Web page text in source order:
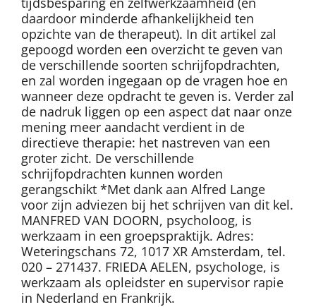
daardoor minderde afhankelijkheid ten
opzichte van de therapeut). In dit artikel zal
gepoogd worden een overzicht te geven van
de verschillende soorten schrijfopdrachten,
en zal worden ingegaan op de vragen hoe en
wanneer deze opdracht te geven is. Verder zal
de nadruk liggen op een aspect dat naar onze
mening meer aandacht verdient in de
directieve therapie: het nastreven van een
groter zicht. De verschillende
schrijfopdrachten kunnen worden
gerangschikt *Met dank aan Alfred Lange
voor zijn adviezen bij het schrijven van dit kel.
MANFRED VAN DOORN, psycholoog, is
werkzaam in een groepspraktijk. Adres:
Weteringschans 72, 1017 XR Amsterdam, tel.
020 – 271437. FRIEDA AELEN, psychologe, is
werkzaam als opleidster en supervisor rapie
in Nederland en Frankrijk.